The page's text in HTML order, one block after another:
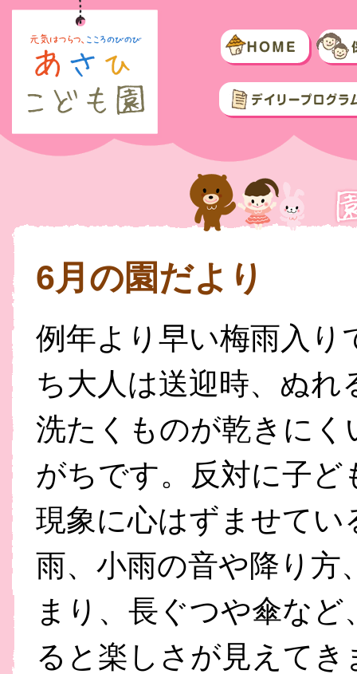
6月の園だより
例年より早い梅雨入り
ち大人は送迎時、ぬれ
洗たくものが乾きに
がちです。反対に子
現象に心はずませて
雨、小雨の音や降り方
まり、長ぐつや傘な
ると楽しさが見えて